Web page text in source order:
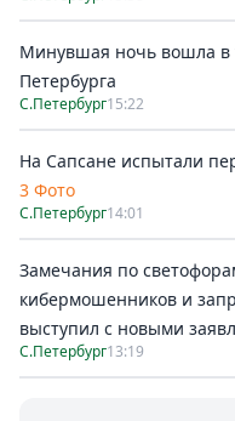
Минувшая ночь вошла в
Петербурга
С.Петербург15:22
На Сапсане испытали
3 Фото
С.Петербург14:01
Замечания по
кибермошенников и
выступил с новыми
С.Петербург13:19